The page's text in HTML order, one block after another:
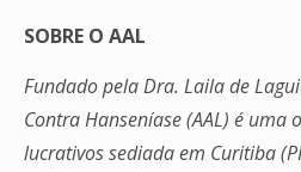
SOBRE O AAL
Fundado pela Dra. Laila de
Contra Hanseníase (AAL) é uma
lucrativos sediada em Curitiba